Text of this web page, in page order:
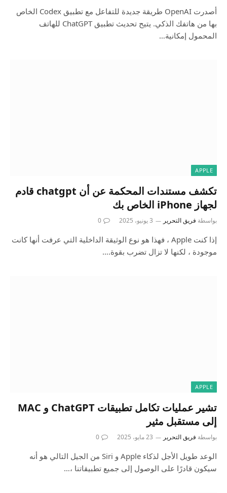
أصدرت OpenAI طريقة جديدة للتفاعل مع تطبيق Codex الخاص
بها من هاتفك الذكي. يتيح تحديث تطبيق ChatGPT للهاتف
المحمول إمكانية…
APPLE
تكشف مستندات المحكمة عن أن chatgpt قادم
لجهاز iPhone الخاص بك
بواسطة فريق التحرير 3 يونيو، 2025 0
إذا كنت Apple ، فهذا هو نوع الوثيقة الداخلية التي عرفت أنها كانت
موجودة ، لكنها لا تزال تضرب بقوة.…
APPLE
تشير عمليات تكامل تطبيقات ChatGPT و MAC
إلى مستقبل مثير
بواسطة فريق التحرير 23 مايو، 2025 0
الوعد طويل الأجل لذكاء Apple و Siri من الجيل التالي هو أنه
سيكون قادرًا على الوصول إلى جميع تطبيقاتنا ،…